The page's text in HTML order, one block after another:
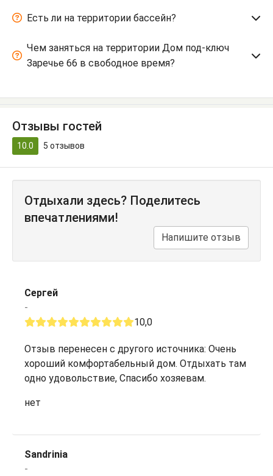
Есть ли на территории бассейн?
Чем заняться на территории Дом под-ключ
Заречье 66 в свободное время?
Отзывы гостей
10.0 5 отзывов
Отдыхали здесь? Поделитесь
впечатлениями!
Напишите отзыв
Сергей
-
10,0
Отзыв перенесен с другого источника: Очень
хороший комфортабельный дом. Отдыхать там
одно удовольствие, Спасибо хозяевам.
нет
Sandrinia
-